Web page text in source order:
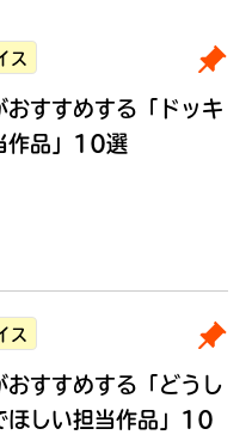
ス
おすすめする 「ドッキ
作品」10選
ス
おすすめする 「どうし
ほしい担当作品」10